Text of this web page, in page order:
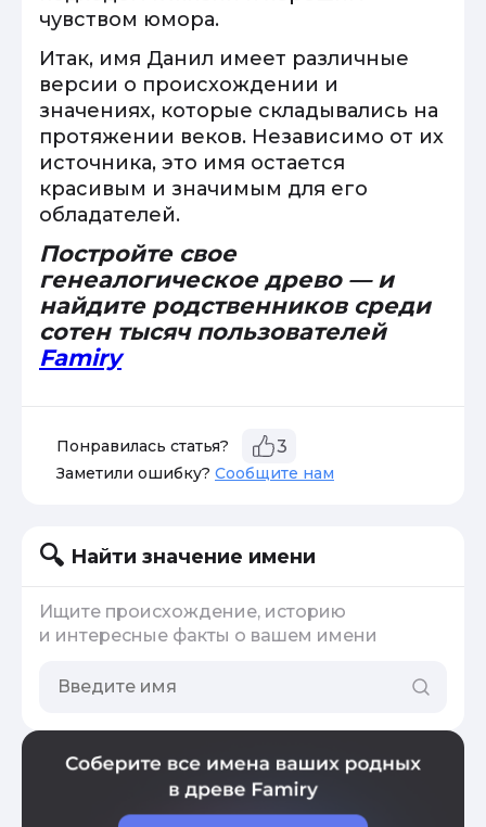
чувством юмора.
Итак, имя Данил имеет различные
версии о происхождении и
значениях, которые складывались на
протяжении веков. Независимо от их
источника, это имя остается
красивым и значимым для его
обладателей.
Постройте свое
генеалогическое древо — и
найдите родственников среди
сотен тысяч пользователей
Famiry
Понравилась статья? 3
Заметили ошибку? Сообщите нам
Найти значение имени
Ищите происхождение, историю
и интересные факты о вашем имени